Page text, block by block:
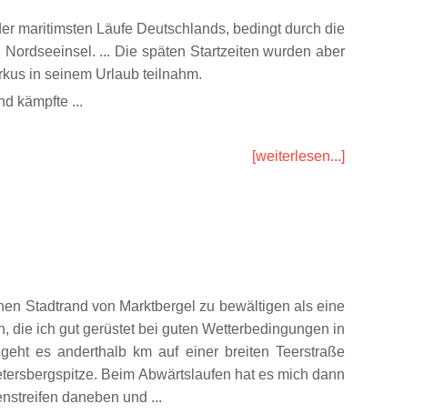
maritimsten Läufe Deutschlands, bedingt durch die
... Die späten Startzeiten wurden aber
in seinem Urlaub teilnahm.
kämpfte ...
[weiterlesen...]
Stadtrand von Marktbergel zu bewältigen als eine
die ich gut gerüstet bei guten Wetterbedingungen in
es anderthalb km auf einer breiten Teerstraße
Beim Abwärtslaufen hat es mich dann
daneben und ...